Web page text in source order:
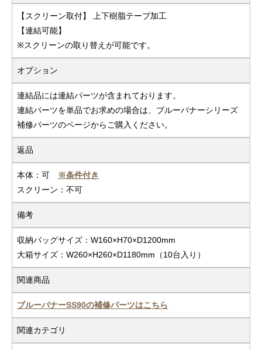
【スクリーン取付】 上下樹脂テープ加工
【連結可能】
※スクリーンの取り替えが可能です。
オプション
連結品には連結パーツが含まれております。
連結パーツを単品でお求めの場合は、ブルーバナーシリーズ
補修パーツのページからご購入ください。
返品
本体：可
※条件付き
スクリーン：不可
備考
収納バッグサイズ：W160×H70×D1200mm
大箱サイズ：W260×H260×D1180mm（10台入り）
関連商品
ブルーバナーSS90の補修パーツはこちら
関連カテゴリ